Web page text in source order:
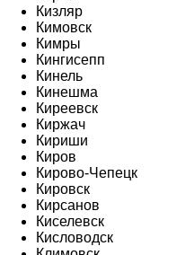
Кизляр
Кимовск
Кимры
Кингисепп
Кинель
Кинешма
Киреевск
Киржач
Кириши
Киров
Кирово-Чепецк
Кировск
Кирсанов
Киселевск
Кисловодск